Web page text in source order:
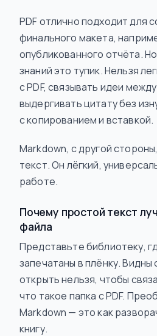
PDF отлично подходит для
финального макета,
опубликованного отчёта.
знаний это тупик. Нельзя
с PDF, связывать идеи
выдергивать цитату без
с копированием и вставкой.
Markdown, с другой
текст. Он лёгкий,
работе.
Почему простой текст
файла
Представьте библиотеку,
запечатаны в плёнку. Видны
открыть нельзя, чтобы
что такое папка с PDF.
Markdown — это как
книгу.